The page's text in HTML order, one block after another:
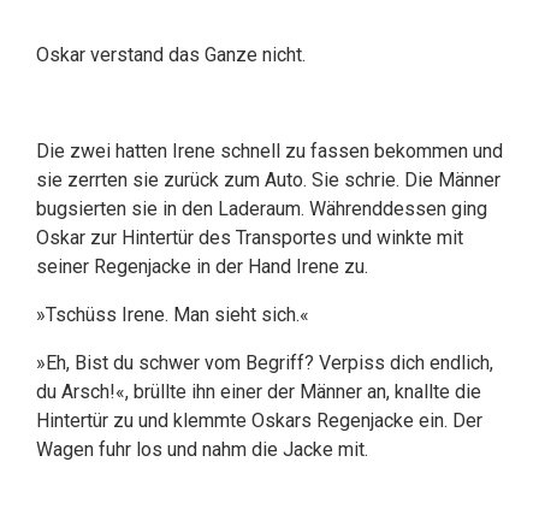
Oskar verstand das Ganze nicht.
Die zwei hatten Irene schnell zu fassen bekommen und
sie zerrten sie zurück zum Auto. Sie schrie. Die Männer
bugsierten sie in den Laderaum. Währenddessen ging
Oskar zur Hintertür des Transportes und winkte mit
seiner Regenjacke in der Hand Irene zu.
»Tschüss Irene. Man sieht sich.«
»Eh, Bist du schwer vom Begriff? Verpiss dich endlich,
du Arsch!«, brüllte ihn einer der Männer an, knallte die
Hintertür zu und klemmte Oskars Regenjacke ein. Der
Wagen fuhr los und nahm die Jacke mit.